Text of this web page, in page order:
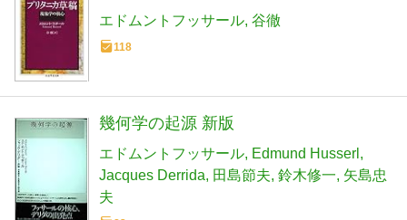
エドムントフッサール 谷徹
118
幾何学の起源 新版
エドムントフッサール Edmund Husserl
Jacques Derrida
田島節夫 鈴木修一 矢島忠
夫